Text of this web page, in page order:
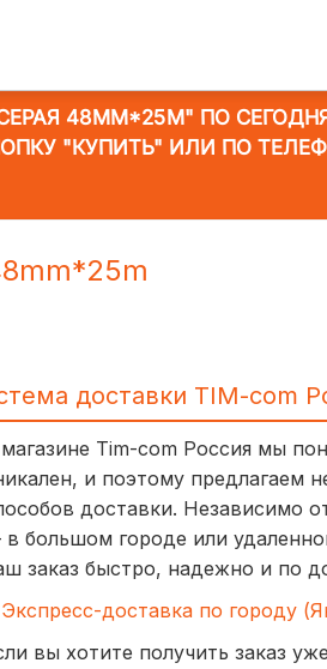
48MM*25M"ПО
"КУПИТЬ" ИЛИ ПО
доставки TIM-com
Tim-com Россия мы
и поэтому предлагаем
доставки. Независимо
большом городе или
заказ быстро, надежно и по
Экспресс-доставка по городу
вы хотите получить заказ